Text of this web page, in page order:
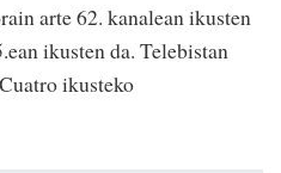
arte 62. kanalean ikusten
ikusten da. Telebistan
ikusteko